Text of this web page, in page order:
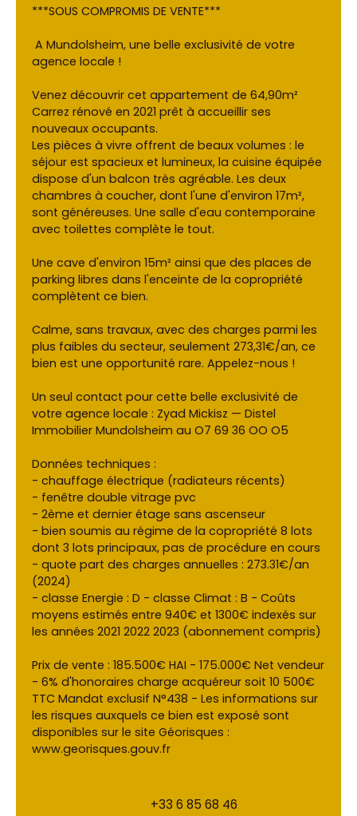
***SOUS COMPROMIS DE VENTE***
A Mundolsheim, une belle exclusivité de votre
agence locale !
Venez découvrir cet appartement de 64,90m²
Carrez rénové en 2021 prêt à accueillir ses
nouveaux occupants.
Les pièces à vivre offrent de beaux volumes : le
séjour est spacieux et lumineux, la cuisine équipée
dispose d'un balcon très agréable. Les deux
chambres à coucher, dont l'une d'environ 17m²,
sont généreuses. Une salle d'eau contemporaine
avec toilettes complète le tout.
Une cave d'environ 15m² ainsi que des places de
parking libres dans l'enceinte de la copropriété
complètent ce bien.
Calme, sans travaux, avec des charges parmi les
plus faibles du secteur, seulement 273,31€/an, ce
bien est une opportunité rare. Appelez-nous !
Un seul contact pour cette belle exclusivité de
votre agence locale : Zyad Mickisz — Distel
Immobilier Mundolsheim au O7 69 36 OO O5
Données techniques :
- chauffage électrique (radiateurs récents)
- fenêtre double vitrage pvc
- 2ème et dernier étage sans ascenseur
- bien soumis au régime de la copropriété 8 lots
dont 3 lots principaux, pas de procédure en cours
- quote part des charges annuelles : 273.31€/an
(2024)
- classe Energie : D - classe Climat : B - Coûts
moyens estimés entre 940€ et 1300€ indexés sur
les années 2021 2022 2023 (abonnement compris)
Prix de vente : 185.500€ HAI - 175.000€ Net vendeur
- 6% d'honoraires charge acquéreur soit 10 500€
TTC Mandat exclusif N°438 - Les informations sur
les risques auxquels ce bien est exposé sont
disponibles sur le site Géorisques :
www.georisques.gouv.fr
+33 6 85 68 46